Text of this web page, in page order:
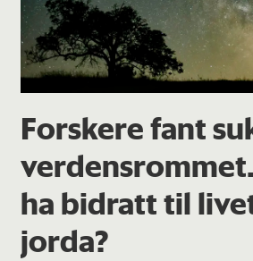
Forskere fant
ha bidratt til
jorda?